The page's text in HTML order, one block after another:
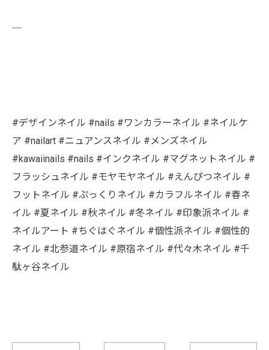
#デザインネイル #nails #ワンカラーネイル #ネイルケ
ア #nailart #ニュアンスネイル #メンズネイル
#kawaiinails #nails #インクネイル #マグネットネイル #
フラッシュネイル #モヤモヤネイル #えんぴつネイル #
フットネイル #ぷっくりネイル #カラフルネイル #春ネ
イル #夏ネイル #秋ネイル #冬ネイル #印象派ネイル #
ネイルアート #ちぐはぐネイル #個性派ネイル #個性的
ネイル #北参道ネイル #原宿ネイル #代々木ネイル #千
駄ヶ谷ネイル